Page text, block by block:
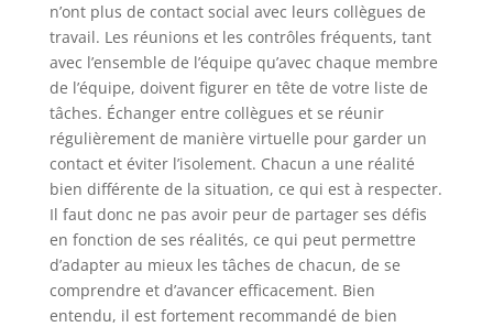
n’ont plus de contact social avec leurs collègues de
travail. Les réunions et les contrôles fréquents, tant
avec l’ensemble de l’équipe qu’avec chaque membre
de l’équipe, doivent figurer en tête de votre liste de
tâches. Échanger entre collègues et se réunir
régulièrement de manière virtuelle pour garder un
contact et éviter l’isolement. Chacun a une réalité
bien différente de la situation, ce qui est à respecter.
Il faut donc ne pas avoir peur de partager ses défis
en fonction de ses réalités, ce qui peut permettre
d’adapter au mieux les tâches de chacun, de se
comprendre et d’avancer efficacement. Bien
entendu, il est fortement recommandé de bien